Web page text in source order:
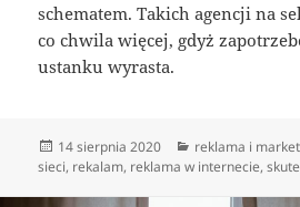
schematem. Takich agencji na
co chwila więcej, gdyż
ustanku wyrasta.
Data
publikacji
14 sierpnia 2020 Kategorie
reklama i
sieci, rekalam, reklama w internecie,